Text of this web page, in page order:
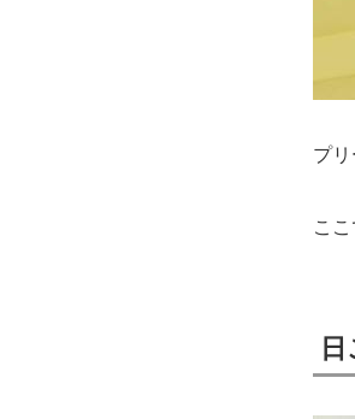
プ
こ